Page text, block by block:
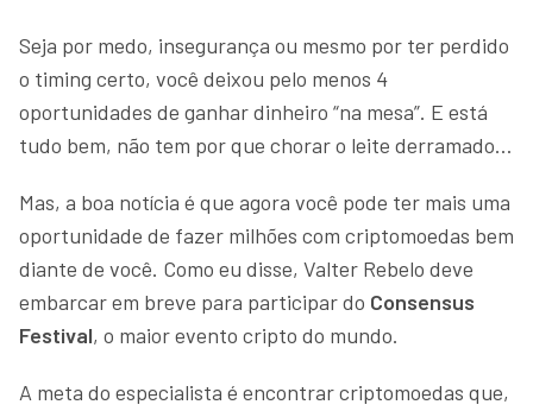
Seja por medo, insegurança ou mesmo por ter perdido
o timing certo, você deixou pelo menos 4
oportunidades de ganhar dinheiro “na mesa”. E está
tudo bem, não tem por que chorar o leite derramado…
Mas, a boa notícia é que agora você pode ter mais uma
oportunidade de fazer milhões com criptomoedas bem
diante de você. Como eu disse, Valter Rebelo deve
embarcar em breve para participar do Consensus
Festival, o maior evento cripto do mundo.
A meta do especialista é encontrar criptomoedas que,